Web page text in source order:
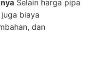
Selain harga pipa
biaya
dan